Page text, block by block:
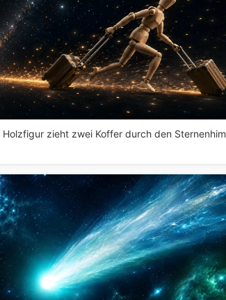
Holzfigur zieht zwei Koffer durch den